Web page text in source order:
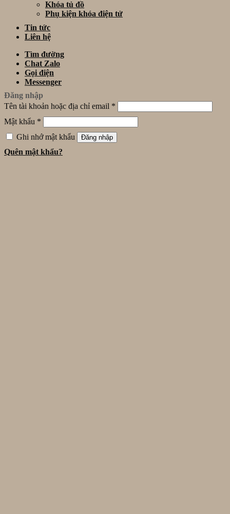
Khóa tủ đồ
Phụ kiện khóa điện tử
Tin tức
Liên hệ
Tìm đường
Chat Zalo
Gọi điện
Messenger
Đăng nhập
Tên tài khoản hoặc địa chỉ email *
Mật khẩu *
Ghi nhớ mật khẩu
Đăng nhập
Quên mật khẩu?